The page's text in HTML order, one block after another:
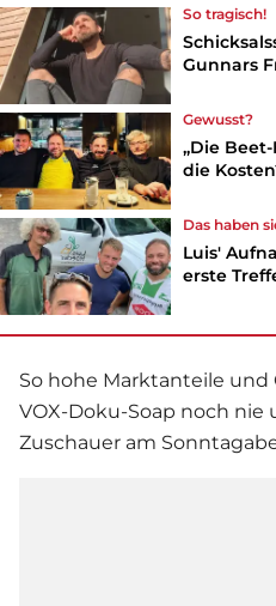
So tragisch!
Gunnars
Gewusst?
„Die
die
Das haben
Luis'
erste
So hohe Marktanteile
VOX-Doku-Soap noch
Zuschauer am